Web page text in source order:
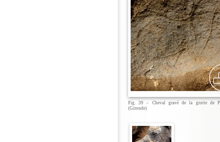
Fig. 39 – Cheval gravé de la grotte de
(Gironde)